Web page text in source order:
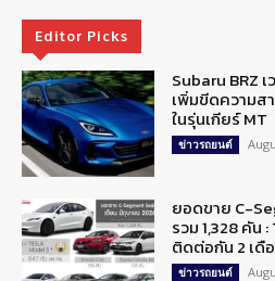
Editor Picks
Subaru BRZ
เพิ่มขีดความส
ในรุ่นเกียร์ MT
ข่าวรถยนต์
ยอดขาย C-
รวม 1,328 คัน
ติดต่อกัน 2 เดื
ข่าวรถยนต์